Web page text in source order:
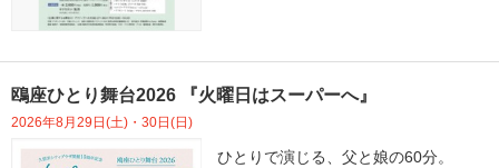
鴎座ひとり舞台2026 『火曜日はスーパーへ』
2026年8月29日(土)・30日(日)
ひとりで演じる、父と娘の60分。